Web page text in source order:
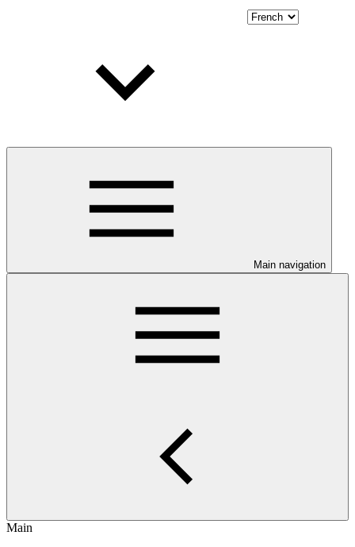
Main navigation
Main